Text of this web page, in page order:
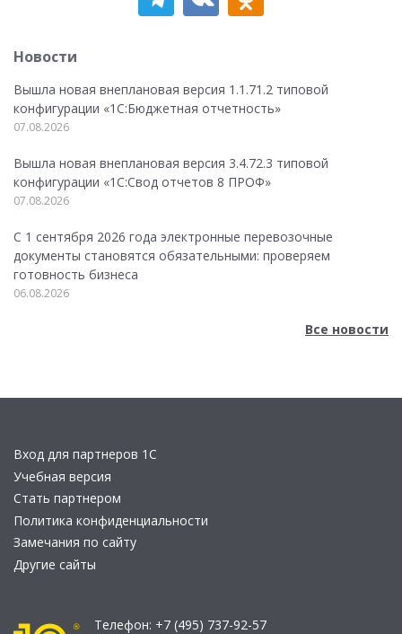
Новости
Вышла новая внеплановая версия 1.1.71.2 типовой
конфигурации «1C:Бюджетная отчетность»
07.08.2026
Вышла новая внеплановая версия 3.4.72.3 типовой
конфигурации «1C:Свод отчетов 8 ПРОФ»
07.08.2026
С 1 сентября 2026 года электронные перевозочные
документы становятся обязательными: проверяем
готовность бизнеса
06.08.2026
Все новости
Вход для партнеров 1С
Учебная версия
Стать партнером
Политика конфиденциальности
Замечания по сайту
Другие сайты
Телефон: +7 (495) 737-92-57